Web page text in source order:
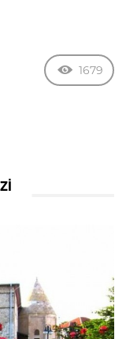
1679